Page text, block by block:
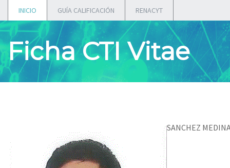
INICIO GUÍA CALIFICACIÓN RENACYT
Ficha CTI Vitae
SANCHEZ